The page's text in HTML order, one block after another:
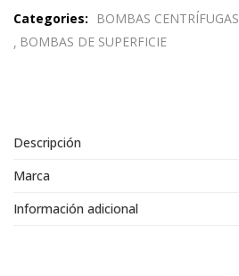
Categories:
BOMBAS CENTRÍFUGAS
BOMBAS DE SUPERFICIE
Descripción
Marca
Información adicional